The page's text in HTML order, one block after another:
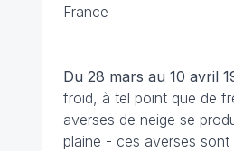
France
Du 28 mars au 10 avril
froid, à tel point que de
averses de neige se
plaine - ces averses sont